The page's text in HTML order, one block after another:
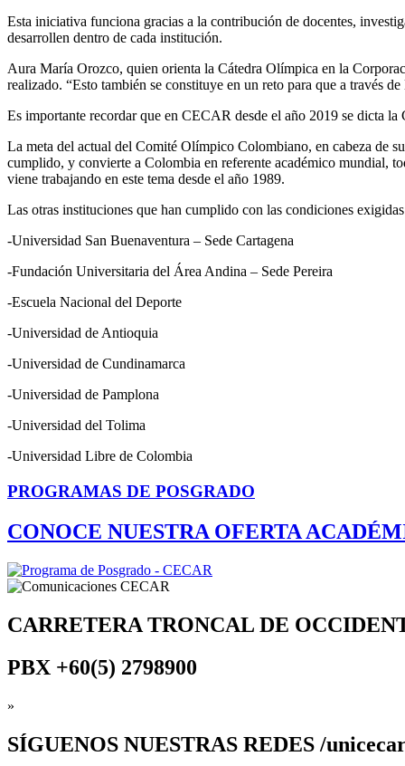
Esta iniciativa funciona gracias a la contribución de docentes,
desarrollen dentro de cada institución.
Aura María Orozco, quien orienta la Cátedra Olímpica en la
realizado. “Esto también se constituye en un reto para que a través
Es importante recordar que en CECAR desde el año 2019 se dicta la
La meta del actual del Comité Olímpico Colombiano, en cabeza de
cumplido, y convierte a Colombia en referente académico mundial,
viene trabajando en este tema desde el año 1989.
Las otras instituciones que han cumplido con las condiciones
-Universidad San Buenaventura – Sede Cartagena
-Fundación Universitaria del Área Andina – Sede Pereira
-Escuela Nacional del Deporte
-Universidad de Antioquia
-Universidad de Cundinamarca
-Universidad de Pamplona
-Universidad del Tolima
-Universidad Libre de Colombia
PROGRAMAS DE POSGRADO
CONOCE NUESTRA OFERTA
CARRETERA TRONCAL DE
PBX +60(5) 2798900
»
SÍGUENOS NUESTRAS REDES /